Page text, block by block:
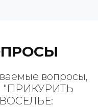
вопросы,
"ПРИКУРИТЬ